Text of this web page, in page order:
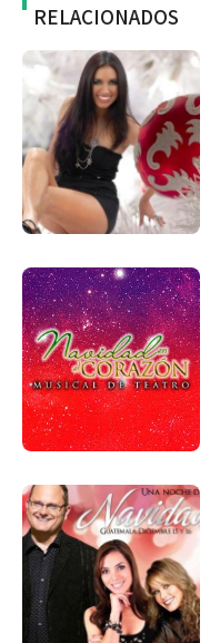
RELACIONADOS